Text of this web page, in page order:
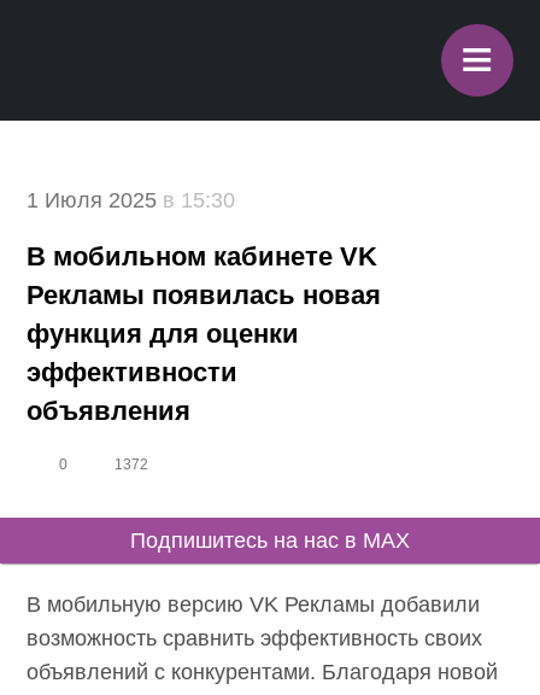
≡
1 Июля 2025 в 15:30
В мобильном кабинете VK
Рекламы появилась новая
функция для оценки
эффективности
объявления
0 1372
Подпишитесь на нас в MAX
В мобильную версию VK Рекламы добавили
возможность сравнить эффективность своих
объявлений с конкурентами. Благодаря новой